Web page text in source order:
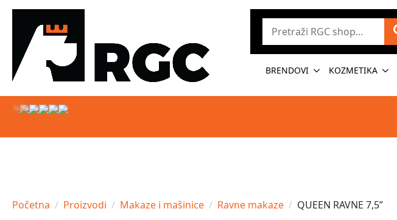
BRENDOVI KOZMETIKA
Početna Proizvodi Makaze i mašinice Ravne makaze QUEEN RAVNE 7,5”